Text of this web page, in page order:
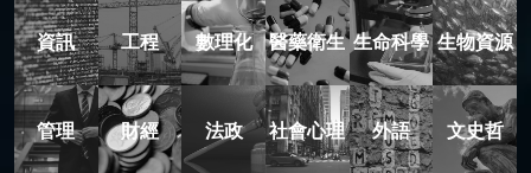
資訊 工程 數理化 醫藥衛生 生命科學 生物資源
管理 財經 法政 社會心理 外語 文史哲